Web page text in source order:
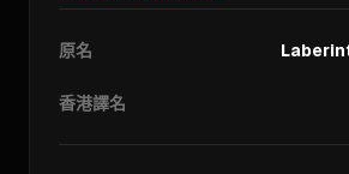
原名
香港譯名